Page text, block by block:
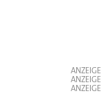
ANZEIGE
ANZEIGE
ANZEIGE